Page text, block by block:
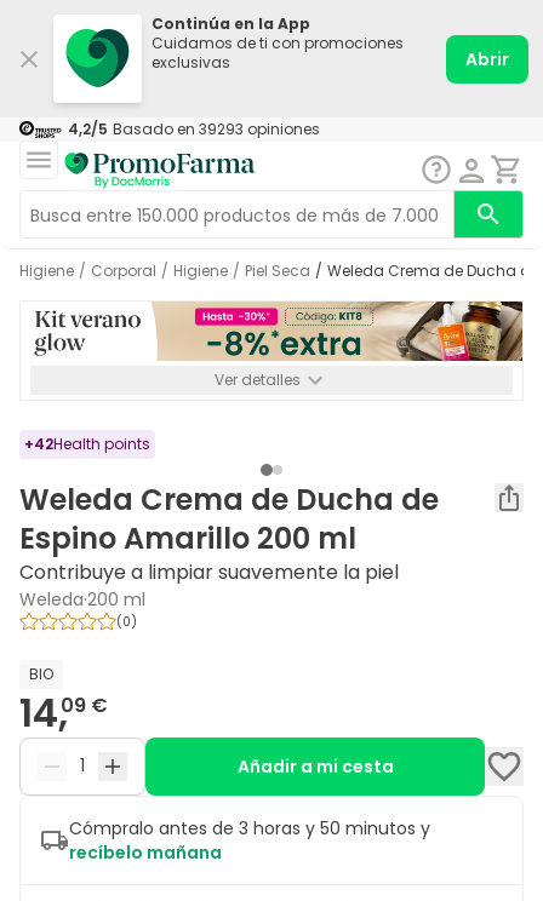
Continúa en la App
Cuidamos de ti con promociones
exclusivas
Abrir
4,2/5 Basado en 39293 opiniones
Higiene / Corporal / Higiene / Piel Seca / Weleda Crema de Ducha
Ver detalles
+42Health points
Weleda Crema de Ducha de
Espino Amarillo 200 ml
Contribuye a limpiar suavemente la piel
Weleda·200 ml
(0)
BIO
14,09 €
Añadir a mi cesta
Cómpralo antes de 3 horas y 50 minutos y
recíbelo mañana